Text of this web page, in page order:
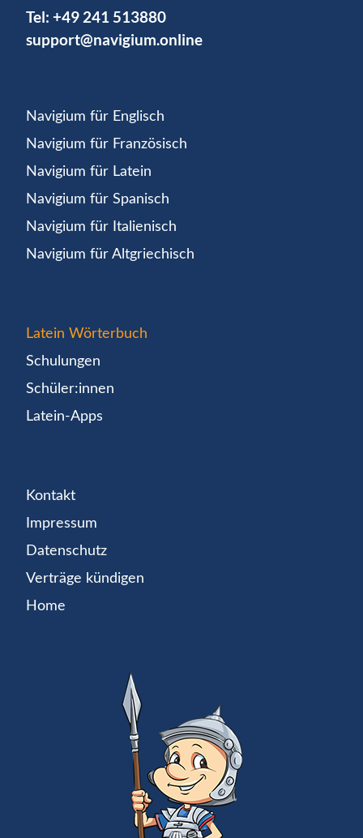
Tel: +49 241 513880
support@navigium.online
Navigium für Englisch
Navigium für Französisch
Navigium für Latein
Navigium für Spanisch
Navigium für Italienisch
Navigium für Altgriechisch
Latein Wörterbuch
Schulungen
Schüler:innen
Latein-Apps
Kontakt
Impressum
Datenschutz
Verträge kündigen
Home